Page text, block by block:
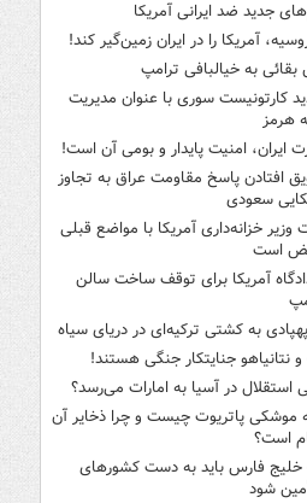
جدید ضد ایرانی آمریکا
آمریکا را در ایران زمین‌گیر کند!
به خیالبافی ترامپ
کارتونیست سوری با عنوان مدیریت
هرمز
ایران، امنیت پایدار و بومی آن است!
افتادن پاسخ مقاومت عراق به تجاوز
سعودی
وزیر خزانه‌داری آمریکا با مواضع قبلی
است
آمریکا برای توقف ساخت سالن
به کشتی ترکیه‌ای در دریای سیاه
نتانیاهو جنایتکار جنگی هستند!
استقلال در آسیا به امارات می‌رسد؟
موشکی پاتریوت چیست و چرا ذخایر آن
است؟
خلیج فارس باید به دست کشورهای
شود